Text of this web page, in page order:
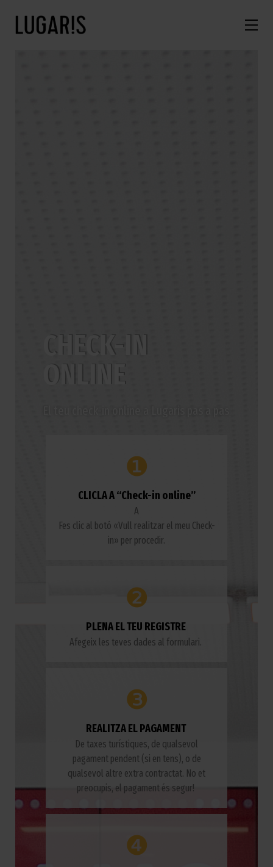
CHECK-IN
ONLINE
❶
CLICLA A “Check-in online”
A
Fes clic al botó «Vull realitzar el meu Check-
in» per procedir.
❷
PLENA EL TEU REGISTRE
Afegeix les teves dades al formulari.
❸
REALITZA EL PAGAMENT
De taxes turístiques, de qualsevol
pagament pendent (si en tens), o de
qualsevol altre extra contractat. No et
preocupis, el pagament és segur!
❹